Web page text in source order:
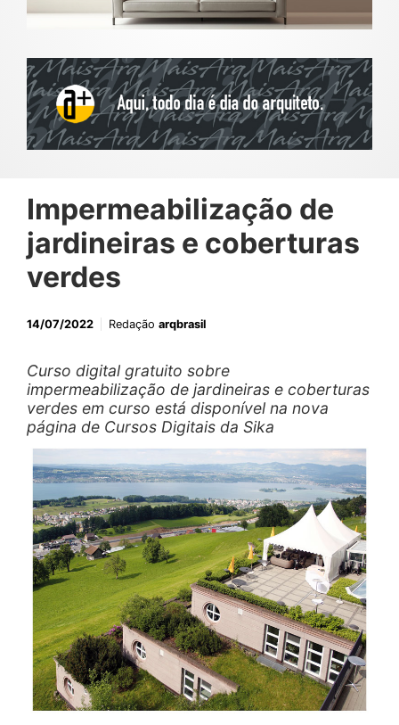
Impermeabilização de
jardineiras e coberturas
verdes
14/07/2022 Redação arqbrasil
Curso digital gratuito sobre
impermeabilização de jardineiras e coberturas
verdes em curso está disponível na nova
página de Cursos Digitais da Sika